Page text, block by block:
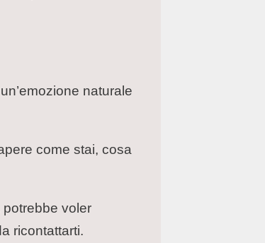
naturale
come stai, cosa
voler
ricontattarti.